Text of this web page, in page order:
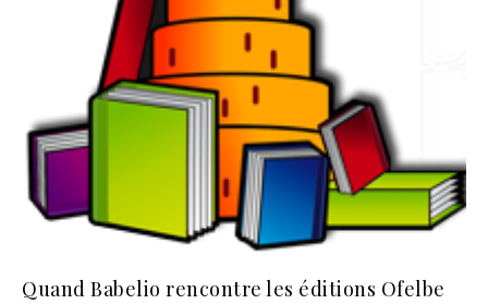
Quand Babelio rencontre les éditions Ofelbe